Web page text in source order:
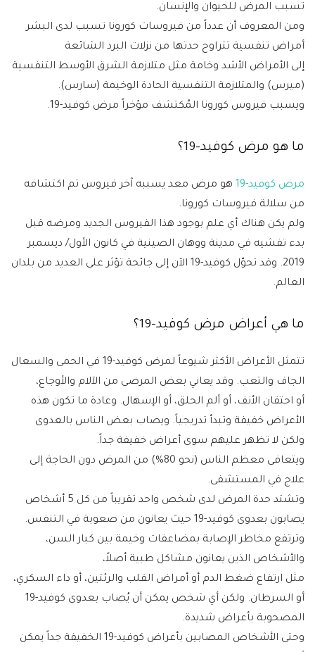
تسبب المرض للحيوان والإنسان.
ومن المعروف أن عدداً من فيروسات كورونا تسبب لدى البشر
أمراض تنفسية تتراوح حدتها من نزلات البرد الشائعة
إلى الأمراض الأشد وخامة مثل متلازمة الشرق الأوسط التنفسية
(ميرس) والمتلازمة التنفسية الحادة الوخيمة (سارس).
ويسبب فيروس كورونا المُكتشف مؤخراً مرض كوفيد-19.
ما هو مرض كوفيد-19؟
مرض كوفيد-19
هو مرض معد يسببه آخر فيروس تم اكتشافه
من سلالة فيروسات كورونا.
ولم يكن هناك أي علم بوجود هذا الفيروس الجديد ومرضه قبل
بدء تفشيه في مدينة ووهان الصينية في كانون الأول/ ديسمبر
2019. وقد تحوّل كوفيد-19 الآن إلى جائحة تؤثر على العديد من بلدان
العالم.
ما هي أعراض مرض كوفيد-19؟
تتمثل الأعراض الأكثر شيوعاً لمرض كوفيد-19 في الحمى والسعال
الجاف والتعب. وقد يعاني بعض المرضى من الآلام والأوجاع،
أو احتقان الأنف، أو ألم الحلق، أو الإسهال. وعادة ما تكون هذه
الأعراض خفيفة وتبدأ تدريجياً. ويصاب بعض الناس بالعدوى
ولكن لا تظهر عليهم سوى أعراض خفيفة جداً.
ويتعافى معظم الناس (نحو 80%) من المرض دون الحاجة إلى
علاج في المستشفى.
وتشتد حدة المرض لدى شخص واحد تقريباً من كل 5 أشخاص
يصابون بعدوى كوفيد-19 حيث يعانون من صعوبة في التنفس.
وترتفع مخاطر الإصابة بمضاعفات وخيمة بين كبار السن،
والأشخاص الذين يعانون مشاكل طبية أصلاً،
مثل ارتفاع ضغط الدم أو أمراض القلب والرئتين، أو داء السكري،
أو السرطان. ولكن أي شخص يمكن أن يُصاب بعدوى كوفيد-19
المصحوبة بأعراض شديدة.
وحتى الأشخاص المصابين بأعراض كوفيد-19 الخفيفة جداً يمكن